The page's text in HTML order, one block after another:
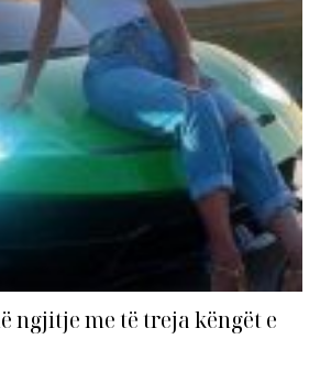
ngjitje me të treja këngët e